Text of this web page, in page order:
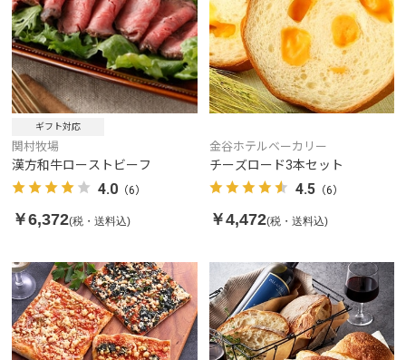
ギフト対応
関村牧場
漢方和牛ローストビーフ
4.0 （6）
￥6,372(税・送料込)
金谷ホテルベーカリー
チーズロード3本セット
4.5（6）
￥4,472(税・送料込)